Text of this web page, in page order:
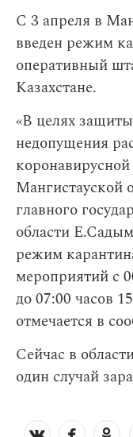
С 3 апреля в
введен режим
оперативный
Казахстане.
«В целях
недопущения
Мангистауской
главного
области
режим
мероприятий с
до 07:00 часов
отмечается в
Сейчас в
один случай